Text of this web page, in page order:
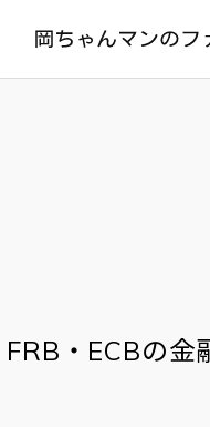
FRB・ECBの